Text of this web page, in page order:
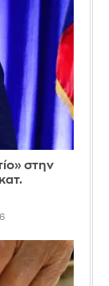
στην